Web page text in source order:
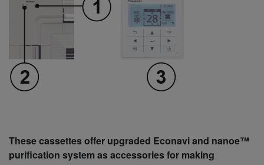
These cassettes offer upgraded Econavi and nanoe™
purification system as accessories for making